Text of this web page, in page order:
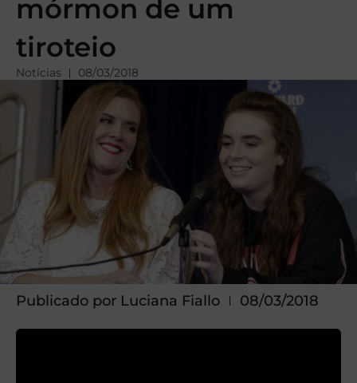
mórmon de um
tiroteio
Notícias 08/03/2018
Publicado por Luciana Fiallo 08/03/2018